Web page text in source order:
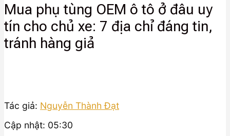
Mua phụ tùng OEM ô tô ở đâu uy
tín cho chủ xe: 7 địa chỉ đáng tin,
tránh hàng giả
Tác giả: Nguyễn Thành Đạt
Cập nhật: 05:30